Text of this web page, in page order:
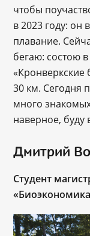
чтобы
в 2023 году: он
плавание.
бегаю: состою
30 км. Сегодня
много
наверное, буду
Дмитрий
Студент